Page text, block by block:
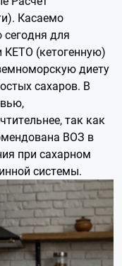
Касаемо
сегодня для
КЕТО (кетогенную)
диету
сахаров. В
так как
ВОЗ в
при сахарном
системы.